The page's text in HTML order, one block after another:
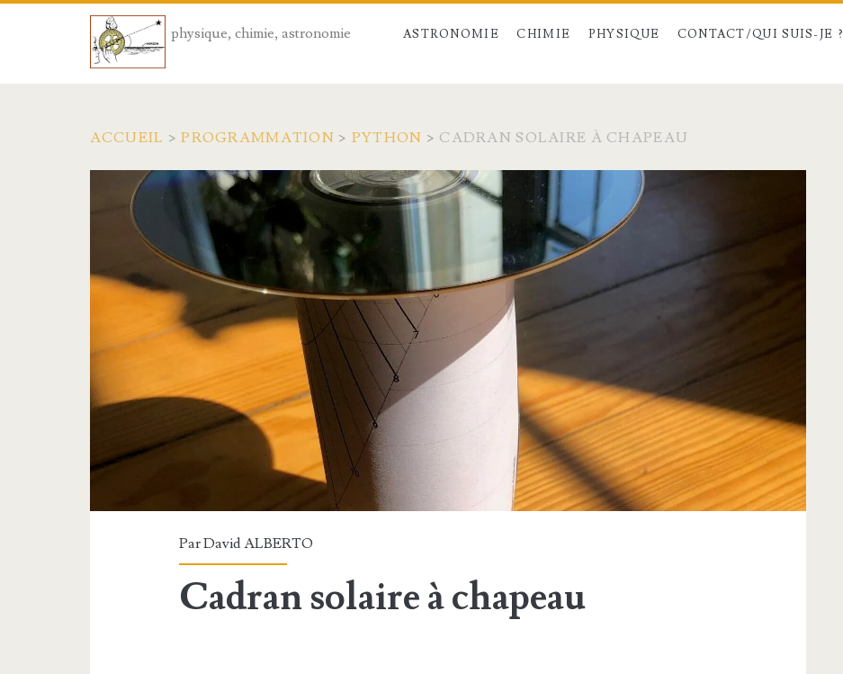
physique, chimie, astronomie ASTRONOMIE CHIMIE PHYSIQUE CONTACT/QUI SUIS-JE ?
ACCUEIL >PROGRAMMATION > PYTHON > CADRAN SOLAIRE À CHAPEAU
ParDavid ALBERTO
Cadran solaire à chapeau